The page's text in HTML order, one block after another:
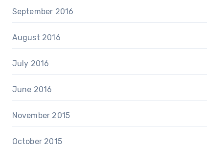
September 2016
August 2016
July 2016
June 2016
November 2015
October 2015